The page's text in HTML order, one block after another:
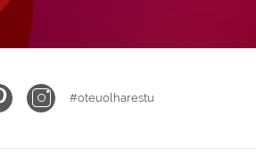
#oteuolharestu